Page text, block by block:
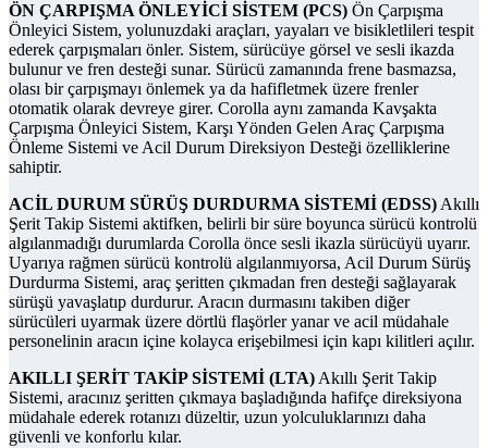
ÖN ÇARPIŞMA ÖNLEYİCİ SİSTEM (PCS) Ön Çarpışma
Önleyici Sistem, yolunuzdaki araçları, yayaları ve bisikletlileri tespit
ederek çarpışmaları önler. Sistem, sürücüye görsel ve sesli ikazda
bulunur ve fren desteği sunar. Sürücü zamanında frene basmazsa,
olası bir çarpışmayı önlemek ya da hafifletmek üzere frenler
otomatik olarak devreye girer. Corolla aynı zamanda Kavşakta
Çarpışma Önleyici Sistem, Karşı Yönden Gelen Araç Çarpışma
Önleme Sistemi ve Acil Durum Direksiyon Desteği özelliklerine
sahiptir.
ACİL DURUM SÜRÜŞ DURDURMA SİSTEMİ (EDSS) Akıllı
Şerit Takip Sistemi aktifken, belirli bir süre boyunca sürücü kontrolü
algılanmadığı durumlarda Corolla önce sesli ikazla sürücüyü uyarır.
Uyarıya rağmen sürücü kontrolü algılanmıyorsa, Acil Durum Sürüş
Durdurma Sistemi, araç şeritten çıkmadan fren desteği sağlayarak
sürüşü yavaşlatıp durdurur. Aracın durmasını takiben diğer
sürücüleri uyarmak üzere dörtlü flaşörler yanar ve acil müdahale
personelinin aracın içine kolayca erişebilmesi için kapı kilitleri açılır.
AKILLI ŞERİT TAKİP SİSTEMİ (LTA) Akıllı Şerit Takip
Sistemi, aracınız şeritten çıkmaya başladığında hafifçe direksiyona
müdahale ederek rotanızı düzeltir, uzun yolculuklarınızı daha
güvenli ve konforlu kılar.